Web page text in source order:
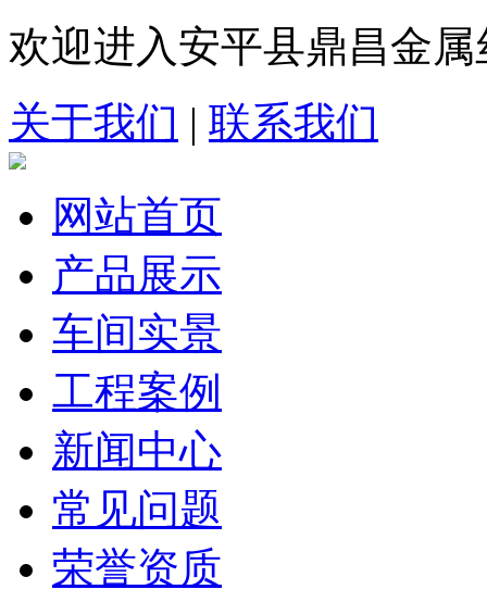
欢迎进入安平县鼎昌金
关于我们 | 联系我们
网站首页
产品展示
车间实景
工程案例
新闻中心
常见问题
荣誉资质